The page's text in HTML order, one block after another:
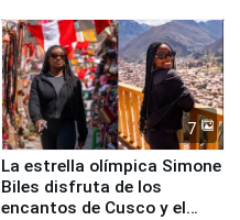
7
La estrella olímpica Simone
Biles disfruta de los
encantos de Cusco y el